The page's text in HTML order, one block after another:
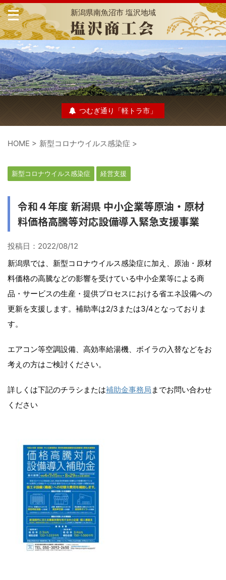
新潟県南魚沼市 塩沢地域
つむぎ通り「軽トラ市」
HOME > 新型コロナウイルス感染症 >
新型コロナウイルス感染症 経営支援
令和４年度 新潟県 中小企業等原油・原材
料価格高騰等対応設備導入緊急支援事業
投稿日： 2022/08/12
新潟県では、新型コロナウイルス感染症に加え、原油・原材
料価格の高騰などの影響を受けている中小企業等による商
品・サービスの生産・提供プロセスにおける省エネ設備への
更新を支援します。補助率は2/3または3/4となっておりま
す。
エアコン等空調設備、高効率給湯機、ボイラの入替などをお
考えの方はご検討ください。
詳しくは下記のチラシまたは補助金事務局 までお問い合わせ
ください